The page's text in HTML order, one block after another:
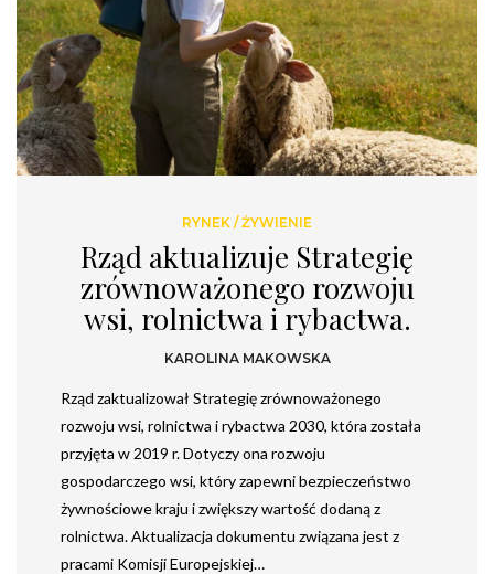
RYNEK /ŻYWIENIE
Rząd aktualizuje Strategię
zrównoważonego rozwoju
wsi, rolnictwa i rybactwa.
KAROLINA MAKOWSKA
Rząd zaktualizował Strategię zrównoważonego
rozwoju wsi, rolnictwa i rybactwa 2030, która została
przyjęta w 2019 r. Dotyczy ona rozwoju
gospodarczego wsi, który zapewni bezpieczeństwo
żywnościowe kraju i zwiększy wartość dodaną z
rolnictwa. Aktualizacja dokumentu związana jest z
pracami Komisji Europejskiej…